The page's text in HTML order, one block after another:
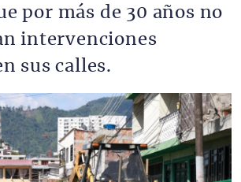
por más de 30 años no
intervenciones
sus calles.